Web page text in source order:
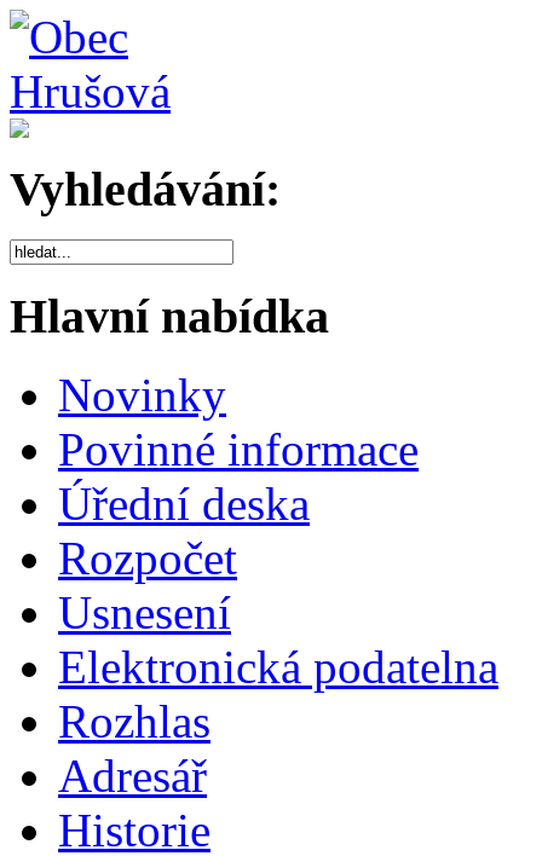
Vyhledávání:
Hlavní nabídka
Novinky
Povinné informace
Úřední deska
Rozpočet
Usnesení
Elektronická podatelna
Rozhlas
Adresář
Historie